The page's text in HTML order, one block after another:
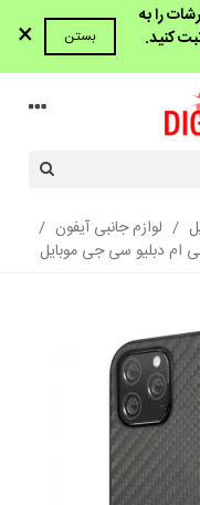
را به
کنید.
بستن ×
/ لوازم جانبی آیفون /